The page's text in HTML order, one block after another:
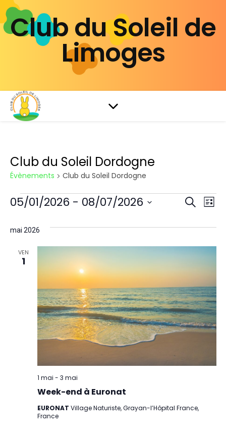
Club du Soleil de
Limoges
Club du Soleil Dordogne
Évènements Club du Soleil Dordogne
Évènements
et
de
vues
Liste
05/01/2026 - 08/07/2026
une
date.
mai 2026
VEN
1
Week-end à Euronat
1 mai - 3 mai
EURONAT Village Naturiste, Grayan-l’Hôpital France,
France